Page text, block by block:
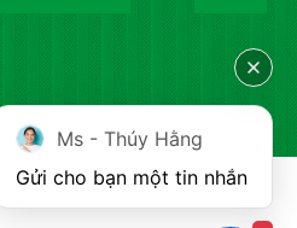
về DienhoaXANH.com
Ms - Thúy Hằng
Gửi cho bạn một tin nhắn